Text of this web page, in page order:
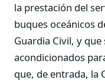
la prestación del
buques oceánicos
Guardia Civil, y
acondicionados
que, de entrada, la